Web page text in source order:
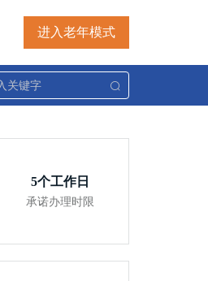
进入老年模式
5个工作日
承诺办理时限